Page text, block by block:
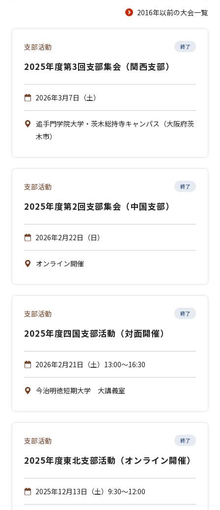
2016年以前の大会一覧
支部活動 終了
2025年度第3回支部集会（関西支部）
2026年3月7日（土）
追手門学院大学・茨木総持寺キャンパス（大阪府茨
木市）
支部活動 終了
2025年度第2回支部集会（中国支部）
2026年2月22日（日）
オンライン開催
支部活動 終了
2025年度四国支部活動（対面開催）
2026年2月21日（土）13:00～16:30
今治明徳短期大学 大講義室
支部活動 終了
2025年度東北支部活動（オンライン開催）
2025年12月13日（土）9:30～12:00